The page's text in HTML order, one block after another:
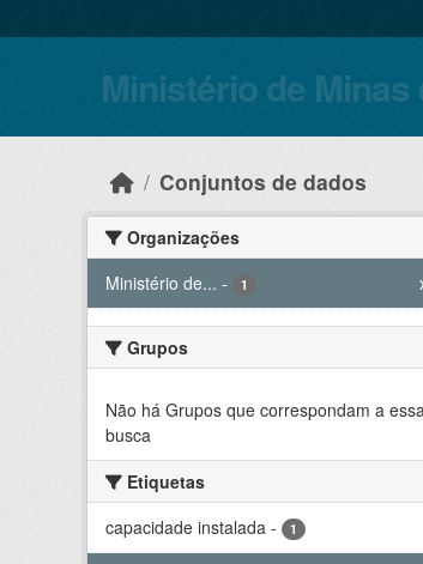
Ministério de Minas
Conjuntos de dados
Organizações
Ministério de... - 1
Grupos
Não há Grupos que correspondam a
busca
Etiquetas
capacidade instalada - 1